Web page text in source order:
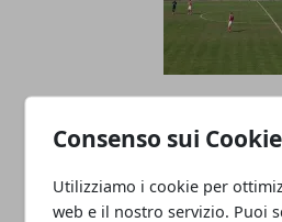
Consenso sui Cookie
Utilizziamo i cookie per
web e il nostro servizio. Puoi
Calcio Serie D 2019,
partite 14^ giornata di
31/03/2019